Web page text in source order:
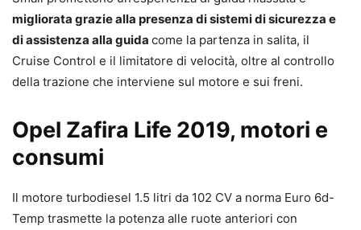
migliorata grazie alla presenza di sistemi di sicurezza e
di assistenza alla guida come la partenza in salita, il
Cruise Control e il limitatore di velocità, oltre al controllo
della trazione che interviene sul motore e sui freni.
Opel Zafira Life 2019, motori e
consumi
Il motore turbodiesel 1.5 litri da 102 CV a norma Euro 6d-
Temp trasmette la potenza alle ruote anteriori con